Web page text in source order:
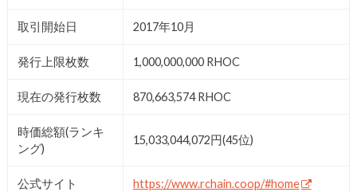
取引開始日 2017年10月
発行上限枚数 1,000,000,000 RHOC
現在の発行枚数 870,663,574RHOC
時価総額(ランキ
ング)
15,033,044,072円(45位)
公式サイト https://www.rchain.coop/#home